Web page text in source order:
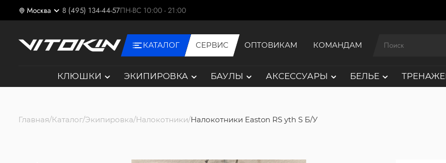
Москва 8 (495) 134-44-57ПН-ВС 10:00 - 21:00
КАТАЛОГ СЕРВИС ОПТОВИКАМ КОМАНДАМ
КЛЮШКИ ЭКИПИРОВКА БАУЛЫ АКСЕССУАРЫ БЕЛЬЕ
Главная Каталог Экипировка Налокотники Налокотники Easton RS yth S Б/У